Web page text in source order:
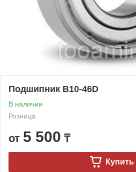
Подшипник B10-46D
В наличии
Розница
от 5 500 ₸
Купить